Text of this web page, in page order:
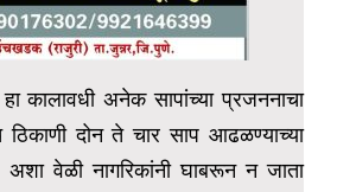
हा कालावधी अनेक सापांच्या प्रजननाचा
दोन ते चार साप आढळण्याच्या
वेळी नागरिकांनी घाबरून न जाता